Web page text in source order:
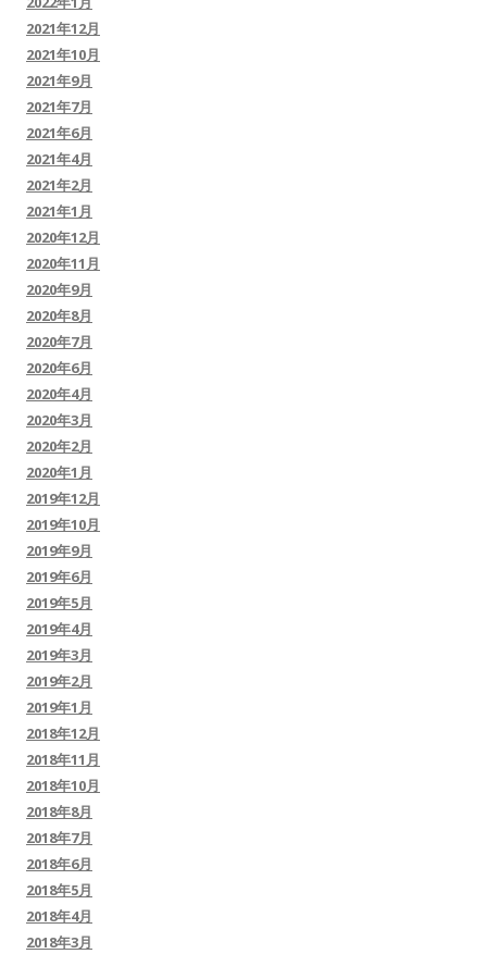
2021年12月
2021年10月
2021年9月
2021年7月
2021年6月
2021年4月
2021年2月
2021年1月
2020年12月
2020年11月
2020年9月
2020年8月
2020年7月
2020年6月
2020年4月
2020年3月
2020年2月
2020年1月
2019年12月
2019年10月
2019年9月
2019年6月
2019年5月
2019年4月
2019年3月
2019年2月
2019年1月
2018年12月
2018年11月
2018年10月
2018年8月
2018年7月
2018年6月
2018年5月
2018年4月
2018年3月